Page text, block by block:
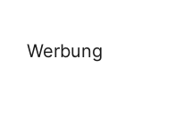
Werbung